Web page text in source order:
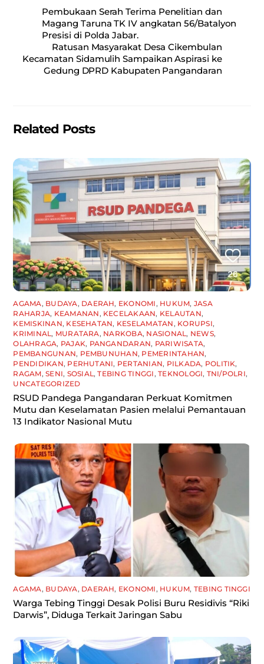
c
e
b
o
o
ai
l
at
s
A
p
p
ar
e
Pembukaan Serah Terima Penelitian dan
Magang Taruna TK IV angkatan 56/Batalyon
Presisi di Polda Jabar.
Ratusan Masyarakat Desa Cikembulan
Kecamatan Sidamulih Sampaikan Aspirasi ke
Gedung DPRD Kabupaten Pangandaran
Related Posts
AGAMA, BUDAYA, DAERAH, EKONOMI , HUKUM, JASA
RAHARJA, KEAMANAN , KECELAKAAN, KELAUTAN,
KEMISKINAN, KESEHATAN, KESELAMATAN , KORUPSI,
KRIMINAL , MURATARA, NARKOBA, NASIONAL , NEWS,
OLAHRAGA, PAJAK, PANGANDARAN, PARIWISATA,
PEMBANGUNAN, PEMBUNUHAN, PEMERINTAHAN,
PENDIDIKAN, PERHUTANI, PERTANIAN, PILKADA, POLITIK,
RAGAM,SENI, SOSIAL ,TEBING TINGGI ,TEKNOLOGI, TNI/POLRI,
UNCATEGORIZED
RSUD Pandega Pangandaran Perkuat Komitmen
Mutu dan Keselamatan Pasien melalui Pemantauan
13 Indikator Nasional Mutu
AGAMA, BUDAYA, DAERAH, EKONOMI , HUKUM, TEBING TINGGI
Warga Tebing Tinggi Desak Polisi Buru Residivis “Riki
Darwis”, Diduga Terkait Jaringan Sabu